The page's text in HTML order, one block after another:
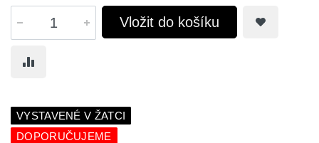
Vložit do košíku
VYSTAVENÉ V ŽATCI
DOPORUČUJEME